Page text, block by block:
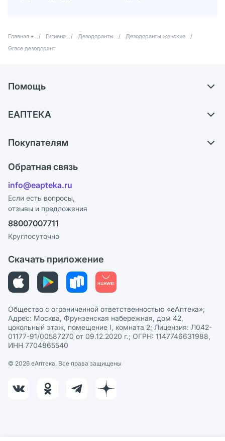
Главная / Гигиена / Дезодоранты / Дезодоранты женские
/
Grace дезодорант
Помощь
Самовывоз из аптек
Ответы на вопросы
Блог
ЕАПТЕКА
Карьера
Поставщики
Лицензия
Реклама на сайте
Ваши товары на ЕАПТЕКЕ
Покупателям
Программа СберСпасибо
Политика конфиденциальности
Пользовательское соглашение
Политика рекомендаций
Этика и соответствие
Политика в отношении обработки персональных данных
Обратная связь
info@eapteka.ru
Если есть вопросы,
отзывы и предложения
88007007711
Круглосуточно
Скачать приложение
Общество с ограниченной ответственностью «еАптека»;
Адрес: Москва, Фрунзенская набережная, дом 42,
цокольный этаж, помещение I, комната 2; Лицензия: Л042-
01177-91/00587270 от 09.12.2020 г.; ОГРН: 1147746631988,
ИНН 7704865540
© 2026 eАптека. Все права защищены